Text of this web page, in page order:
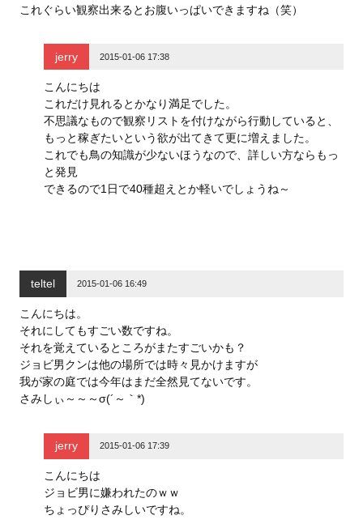
これぐらい観察出来るとお腹いっぱいできますね（笑）
jerry 2015-01-06 17:38
こんにちは
これだけ見れるとかなり満足でした。
不思議なもので観察リストを付けながら行動していると、
もっと稼ぎたいという欲が出てきて更に増えました。
これでも鳥の知識が少ないほうなので、詳しい方ならもっ
と発見
できるので1日で40種超えとか軽いでしょうね～
teltel 2015-01-06 16:49
こんにちは。
それにしてもすごい数ですね。
それを覚えているところがまたすごいかも？
ジョビ男クンは他の場所では時々見かけますが
我が家の庭では今年はまだ全然見てないです。
さみしぃ～～～σ(´～｀*)
jerry 2015-01-06 17:39
こんにちは
ジョビ男に嫌われたのｗｗ
ちょっぴりさみしいですね。